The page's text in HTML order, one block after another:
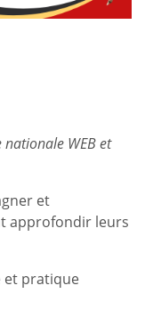
nationale WEB et
et
approfondir leurs
et pratique